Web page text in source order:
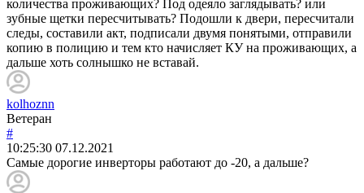
количества проживающих? Под одеяло заглядывать? или
зубные щетки пересчитывать? Подошли к двери, пересчитали
следы, составили акт, подписали двумя понятыми, отправили
копию в полицию и тем кто начисляет КУ на проживающих, а
дальше хоть солнышко не вставай.
kolhoznn
Ветеран
#
10:25:30 07.12.2021
Самые дорогие инверторы работают до -20, а дальше?